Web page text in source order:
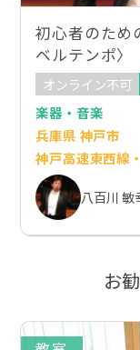
初心者のため
ベルテンポ〉
オンライン不可
楽器・音楽
兵庫県 神戸市
神戸高速東西線
八百川 敏
お